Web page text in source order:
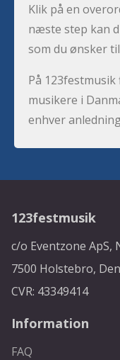
Klik på en
næste step kan
som du ønsker
På
musikere i
enhver
123festmusik
c/o Eventzone ApS,
7500 Holstebro,
CVR: 43349414
Information
FAQ